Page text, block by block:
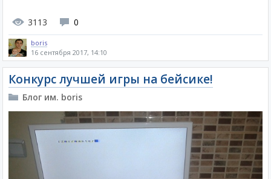
3113 0
boris
16 сентября 2017, 14:10
Конкурс лучшей игры на бейсике!
Блог им. boris